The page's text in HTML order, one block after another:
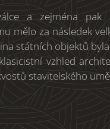
a zejména pak
mělo za následek
státních objektů
vzhled
stavitelského